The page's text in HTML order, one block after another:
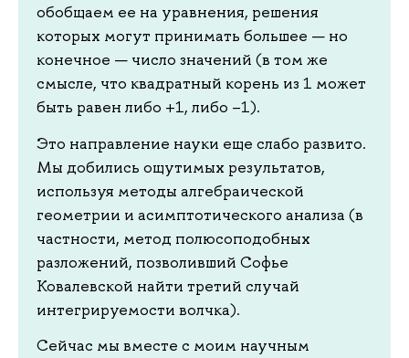
обобщаем ее на уравнения, решения
которых могут принимать большее — но
конечное — число значений (в том же
смысле, что квадратный корень из 1 может
быть равен либо +1, либо –1).
Это направление науки еще слабо развито.
Мы добились ощутимых результатов,
используя методы алгебраической
геометрии и асимптотического анализа (в
частности, метод полюсоподобных
разложений, позволивший Софье
Ковалевской найти третий случай
интегрируемости волчка).
Сейчас мы вместе с моим научным